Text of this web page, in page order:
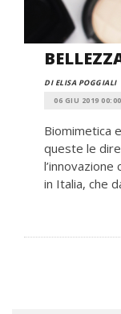
DI ELISA POGGIALI
06 GIU 2019 00:00
Biomimetica
queste le
in Italia, che